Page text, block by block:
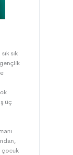
sık
üç
çocuk